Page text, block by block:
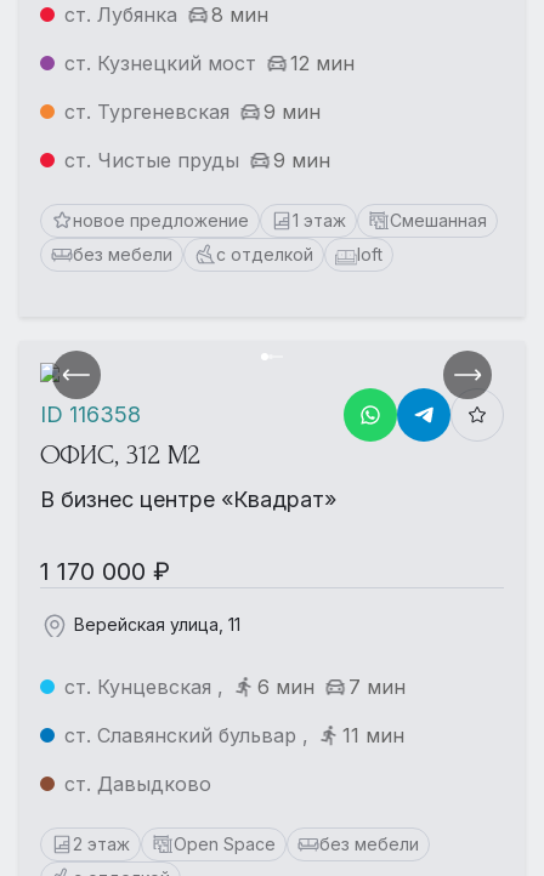
ст. Лубянка
8 мин
ст. Кузнецкий мост
12 мин
ст. Тургеневская
9 мин
ст. Чистые пруды
9 мин
новое предложение 1 этаж
Смешанная
без мебели
с отделкой loft
ОФИС, 312 М2
В бизнес центре «Квадрат»
1 170 000 ₽
Верейская улица, 11
ст. Кунцевская , 6 мин
7 мин
ст. Славянский бульвар ,
11 мин
ст. Давыдково
2 этаж Open Space
без мебели
ID 116358